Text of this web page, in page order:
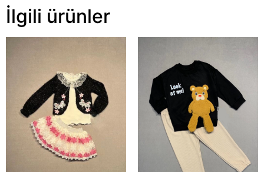
İlgili ürünler